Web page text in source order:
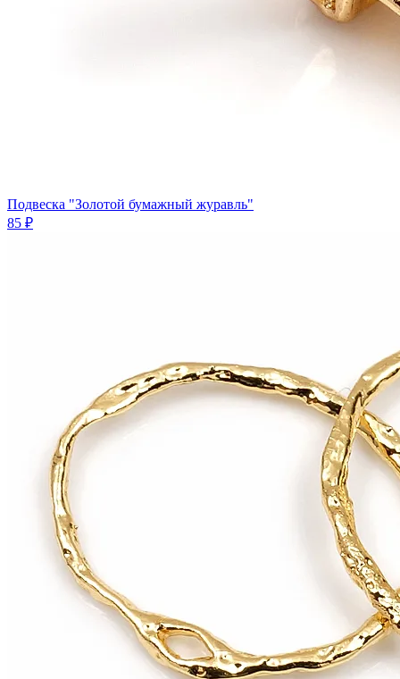
Подвеска "Золотой бумажный журавль"
85 ₽